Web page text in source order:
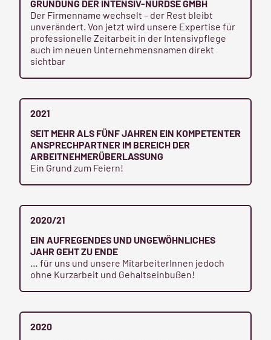
GRÜNDUNG DER INTENSIV-NURDSE GMBH
Der Firmenname wechselt – der Rest bleibt
unverändert. Von jetzt wird unsere Expertise für
professionelle Zeitarbeit in der Intensivpflege
auch im neuen Unternehmensnamen direkt
sichtbar
2021
SEIT MEHR ALS FÜNF JAHREN EIN KOMPETENTER
ANSPRECHPARTNER IM BEREICH DER
ARBEITNEHMERÜBERLASSUNG
Ein Grund zum Feiern!
2020/21
EIN AUFREGENDES UND UNGEWÖHNLICHES
JAHR GEHT ZU ENDE
… für uns und unsere MitarbeiterInnen jedoch
ohne Kurzarbeit und Gehaltseinbußen!
2020